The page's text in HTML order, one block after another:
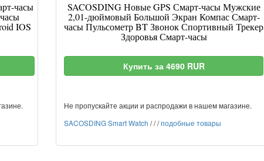
часы
IOS
SACOSDING Новые GPS Смарт-часы Мужские
2,01-дюймовый Большой Экран Компас Смарт-
часы Пульсометр BT Звонок Спортивный Трекер
Здоровья Смарт-часы
Купить за 4690 RUR
Не пропускайте акции и распродажи в нашем магазине.
SACOSDING Smart Watch ///подобные товары